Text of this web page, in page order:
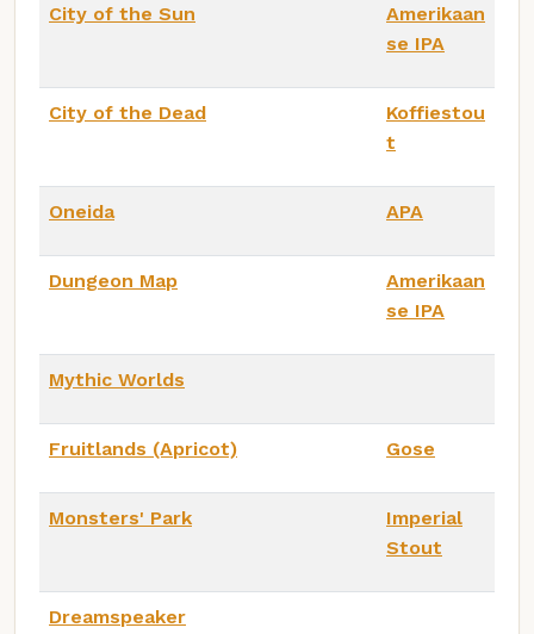
City of the Sun
Amerikaan
se IPA
City of the Dead
Koffiestou
t
Oneida APA
Dungeon Map
Amerikaan
se IPA
Mythic Worlds
Fruitlands (Apricot) Gose
Monsters' Park
Imperial
Stout
Dreamspeaker